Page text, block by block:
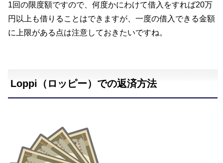
1回の限度額ですので、何度かにわけて借入をすれば20万
円以上も借りることはできますが、一度の借入できる金額
に上限がある点は注意しておきたいですね。
Loppi（ロッピー）での返済方法